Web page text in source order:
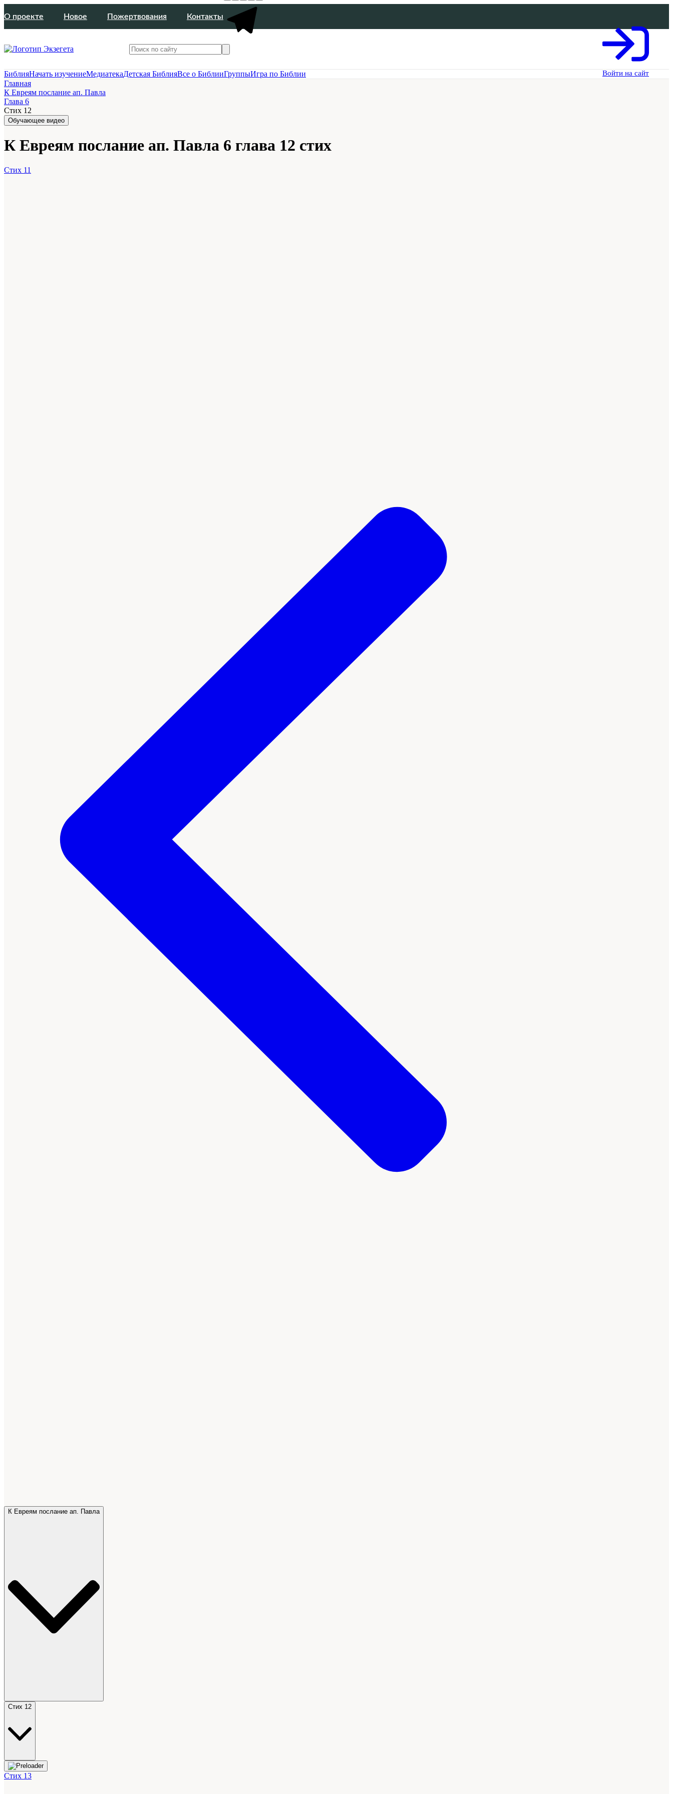
О проекте Новое Пожертвования Контакты
Войти на сайт
БиблияНачать изучениеМедиатекаДетская БиблияВсе о БиблииГруппыИгра по Библии
Главная
К Евреям послание ап. Павла
Глава 6
Стих 12
Обучающее видео
К Евреям послание ап. Павла 6 глава 12 стих
Стих 11
К Евреям послание ап. Павла
Стих 12
Стих 13